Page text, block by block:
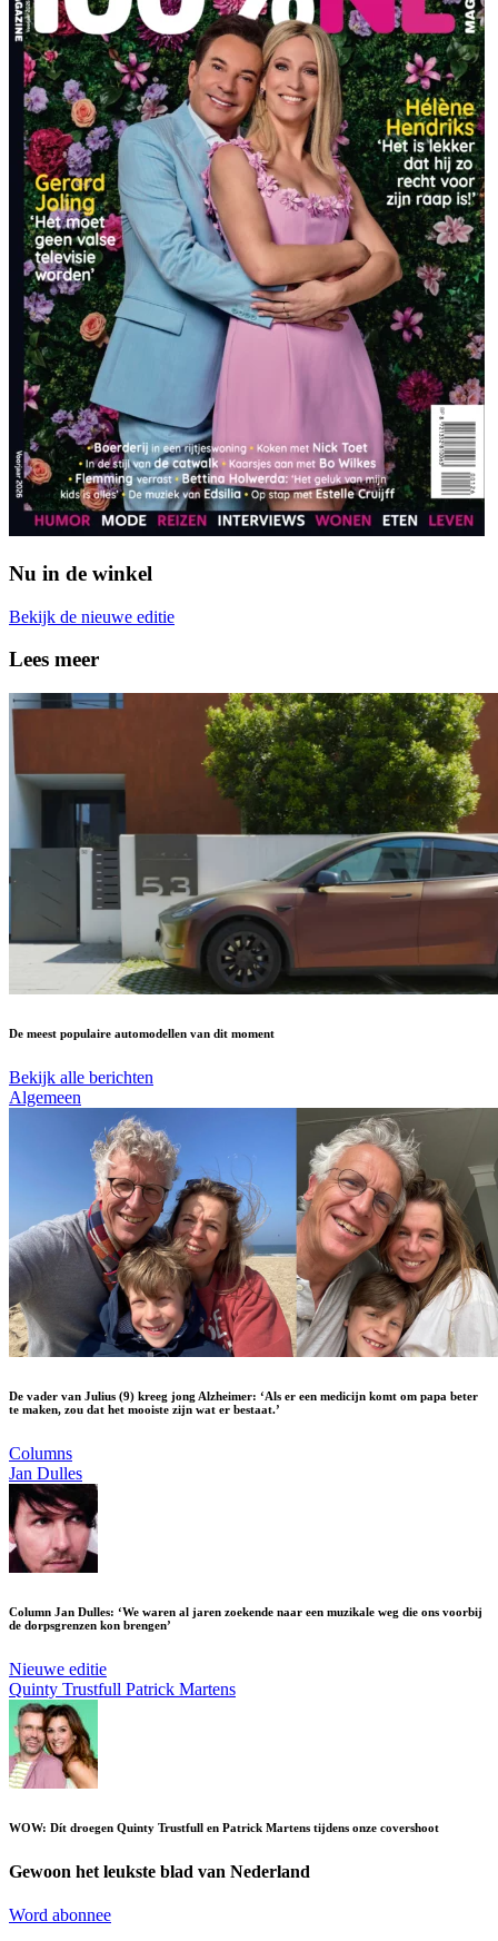
Nu in de winkel
Bekijk de nieuwe editie
Lees meer
De meest populaire automodellen van dit moment
Bekijk alle berichten
Algemeen
De vader van Julius (9) kreeg jong Alzheimer: ‘Als er een medicijn komt om papa beter
te maken, zou dat het mooiste zijn wat er bestaat.’
Columns
Jan Dulles
Column Jan Dulles: ‘We waren al jaren zoekende naar een muzikale weg die ons voorbij
de dorpsgrenzen kon brengen’
Nieuwe editie
Quinty Trustfull Patrick Martens
WOW: Dít droegen Quinty Trustfull en Patrick Martens tijdens onze covershoot
Gewoon het leukste blad van Nederland
Word abonnee